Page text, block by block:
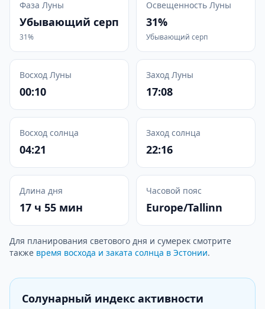
Фаза Луны
Убывающий серп
31%
Освещенность Луны
31%
Убывающий серп
Восход Луны
00:10
Заход Луны
17:08
Восход солнца
04:21
Заход солнца
22:16
Длина дня
17 ч 55 мин
Часовой пояс
Europe/Tallinn
Для планирования светового дня и сумерек смотрите
также время восхода и заката солнца в Эстонии.
Солунарный индекс активности